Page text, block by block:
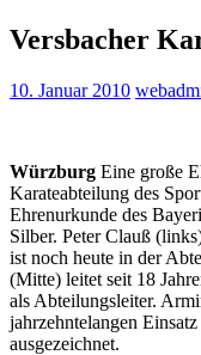
Versbacher
10. Januar 2010
Würzburg Eine große
Karateabteilung des
Ehrenurkunde des
Silber. Peter Clauß
ist noch heute in der
(Mitte) leitet seit 18
als Abteilungsleiter.
jahrzehntelangen
ausgezeichnet.